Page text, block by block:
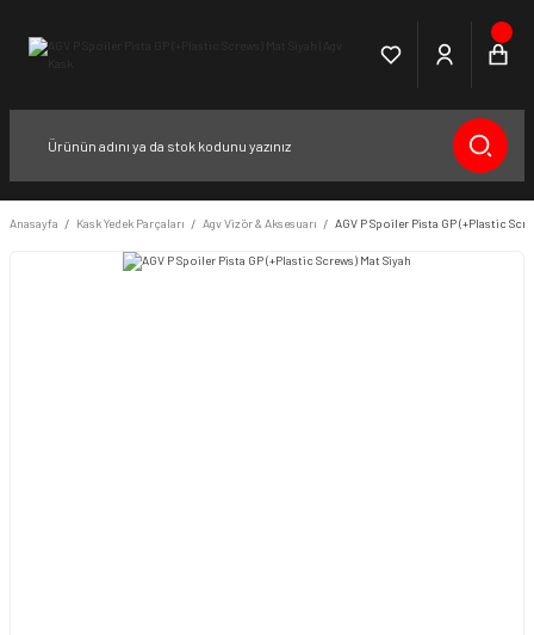
Anasayfa Kask Yedek Parçaları Agv Vizör & Aksesuarı AGV P Spoiler Pista GP (+Plastic